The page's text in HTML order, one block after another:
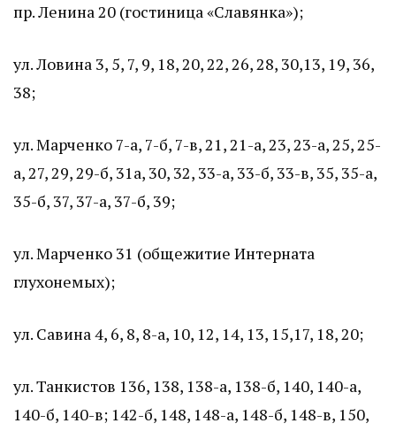
пр. Ленина 20 (гостиница «Славянка»);
ул. Ловина 3, 5, 7, 9, 18, 20, 22, 26, 28, 30,13, 19, 36,
38;
ул. Марченко 7-а, 7-б, 7-в, 21, 21-а, 23, 23-а, 25, 25-
а, 27, 29, 29-б, 31а, 30, 32, 33-а, 33-б, 33-в, 35, 35-а,
35-б, 37, 37-а, 37-б, 39;
ул. Марченко 31 (общежитие Интерната
глухонемых);
ул. Савина 4, 6, 8, 8-а, 10, 12, 14, 13, 15,17, 18, 20;
ул. Танкистов 136, 138, 138-а, 138-б, 140, 140-а,
140-б, 140-в; 142-б, 148, 148-а, 148-б, 148-в, 150,